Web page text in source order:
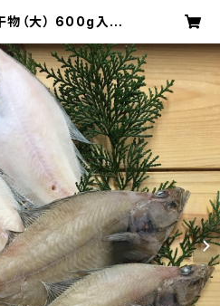
（大） 600g入り
山本商店